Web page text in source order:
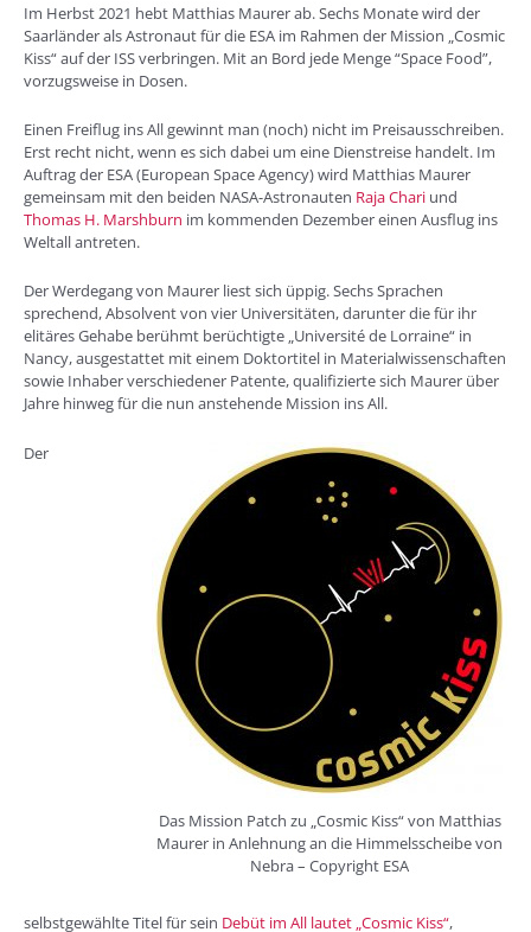
Im Herbst 2021 hebt Matthias Maurer ab. Sechs Monate wird der
Saarländer als Astronaut für die ESA im Rahmen der Mission „Cosmic
Kiss“ auf der ISS verbringen. Mit an Bord jede Menge “Space Food”,
vorzugsweise in Dosen.
Einen Freiflug ins All gewinnt man (noch) nicht im Preisausschreiben.
Erst recht nicht, wenn es sich dabei um eine Dienstreise handelt. Im
Auftrag der ESA (European Space Agency) wird Matthias Maurer
gemeinsam mit den beiden NASA-Astronauten Raja Chari und
Thomas H. Marshburn im kommenden Dezember einen Ausflug ins
Weltall antreten.
Der Werdegang von Maurer liest sich üppig. Sechs Sprachen
sprechend, Absolvent von vier Universitäten, darunter die für ihr
elitäres Gehabe berühmt berüchtigte „Université de Lorraine“ in
Nancy, ausgestattet mit einem Doktortitel in Materialwissenschaften
sowie Inhaber verschiedener Patente, qualifizierte sich Maurer über
Jahre hinweg für die nun anstehende Mission ins All.
Das Mission Patch zu „Cosmic Kiss“ von Matthias
Maurer in Anlehnung an die Himmelsscheibe von
Nebra – Copyright ESA
Der
selbstgewählte Titel für sein Debüt im All lautet „Cosmic Kiss“,